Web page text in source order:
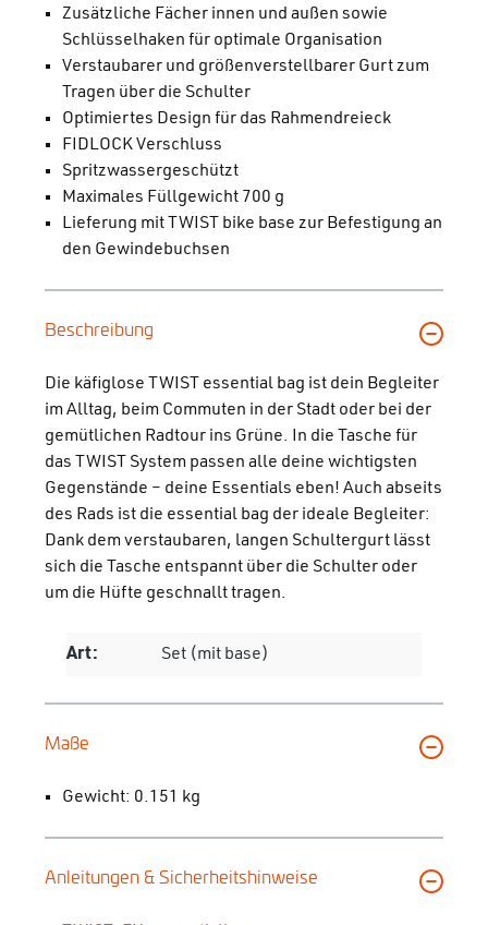
Zusätzliche Fächer innen und außen sowie
Schlüsselhaken für optimale Organisation
Verstaubarer und größenverstellbarer Gurt zum
Tragen über die Schulter
Optimiertes Design für das Rahmendreieck
FIDLOCK Verschluss
Spritzwassergeschützt
Maximales Füllgewicht 700 g
Lieferung mit TWIST bike base zur Befestigung an
den Gewindebuchsen
Beschreibung
Die käfiglose TWIST essential bag ist dein Begleiter
im Alltag, beim Commuten in der Stadt oder bei der
gemütlichen Radtour ins Grüne. In die Tasche für
das TWIST System passen alle deine wichtigsten
Gegenstände – deine Essentials eben! Auch abseits
des Rads ist die essential bag der ideale Begleiter:
Dank dem verstaubaren, langen Schultergurt lässt
sich die Tasche entspannt über die Schulter oder
um die Hüfte geschnallt tragen.
Art: Set (mit base)
Maße
Gewicht: 0.151 kg
Anleitungen & Sicherheitshinweise